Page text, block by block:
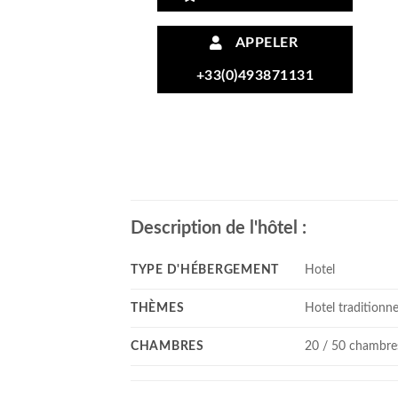
APPELER
+33(0)493871131
Description de l'hôtel :
TYPE D'HÉBERGEMENT Hotel
THÈMES Hotel
CHAMBRES 20 / 50